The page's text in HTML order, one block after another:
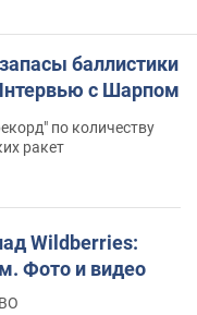
баллистики
с Шарпом
по количеству
ракет
Wildberries:
Фото и видео